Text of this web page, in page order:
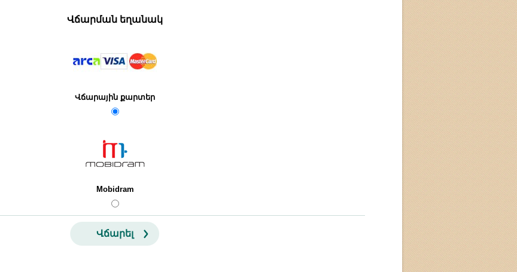
Վճարման եղանակ
Վճարային քարտեր
Mobidram
Վճարել